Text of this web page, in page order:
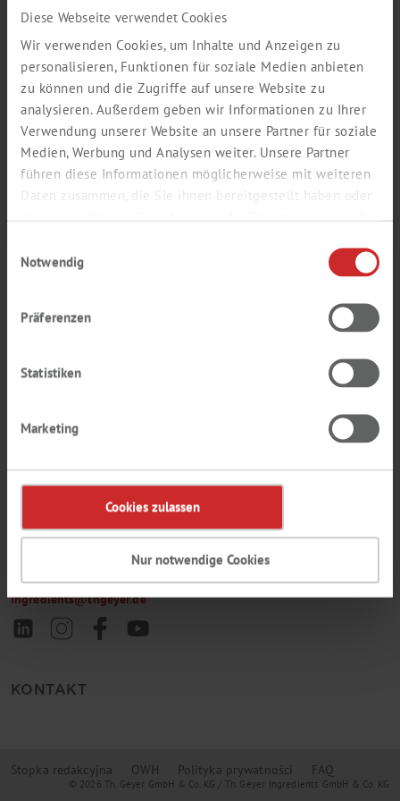
Diese Webseite verwendet Cookies
Wir verwenden Cookies, um Inhalte und Anzeigen zu
personalisieren, Funktionen für soziale Medien anbieten
zu können und die Zugriffe auf unsere Website zu
analysieren. Außerdem geben wir Informationen zu Ihrer
Verwendung unserer Website an unsere Partner für soziale
Medien, Werbung und Analysen weiter. Unsere Partner
führen diese Informationen möglicherweise mit weiteren
Daten zusammen, die Sie ihnen bereitgestellt haben oder
Notwendig
Präferenzen
Statistiken
Marketing
Cookies zulassen
Nur notwendige Cookies
02.01.2024
BIOSOLUTE®
NOWA MARKA TH. GEYER DLA OBSZARU
LIFE SCIENCE
Czeska 22A
+48 22 427 64 64
TH. GEYER
GMBH & CO. KG
Im Wesertal 11
+49 5531 7045-0
ingredients@thgeyer.de
KONTAKT
Stopka redakcyjna OWH Polityka prywatności FAQ
© 2026 Th. Geyer GmbH & Co. KG / Th. Geyer Ingredients GmbH & Co. KG